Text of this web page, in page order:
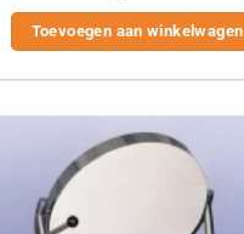
Toevoegen aan winkelwagen